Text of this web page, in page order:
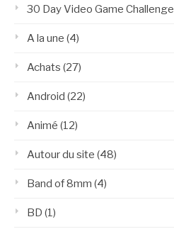
30 Day Video Game Challenge
A la une (4)
Achats (27)
Android (22)
Animé (12)
Autour du site (48)
Band of 8mm (4)
BD (1)